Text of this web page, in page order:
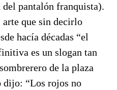
del pantalón franquista).
que sin decirlo
hacía décadas “el
es un slogan tan
de la plaza
dijo: “Los rojos no